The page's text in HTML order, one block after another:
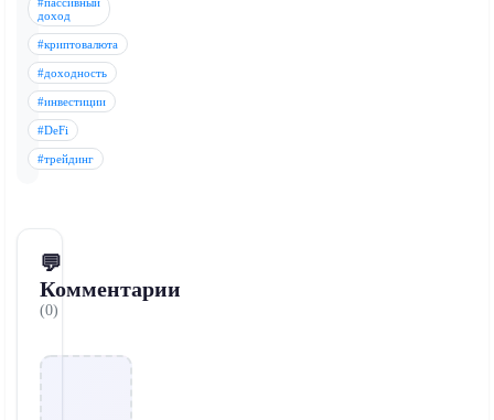
доход
#криптовалюта
#доходность
#инвестиции
#DeFi
#трейдинг
💬
Комментарии
(0)